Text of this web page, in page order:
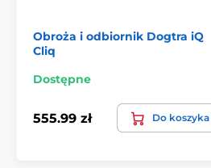
Obroża i odbiornik Dogtra iQ
Cliq
Dostępne
555.99 zł Do koszyka